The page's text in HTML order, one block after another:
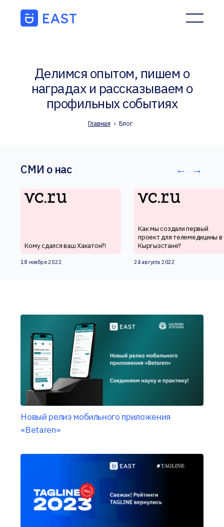
Делимся опытом, пишем о
наградах и рассказываем о
профильных событиях
Главная › Блог
СМИ о нас
Кому сдался ваш Хакатон?!
18 ноября 2022
Как мы создали первый
проект для телемедицины в
Кыргызстане?
24 августа 2022
Новый релиз мобильного приложения
«Betaren»